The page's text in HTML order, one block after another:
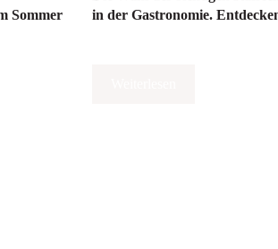
Sommer
in der Gastronomie.